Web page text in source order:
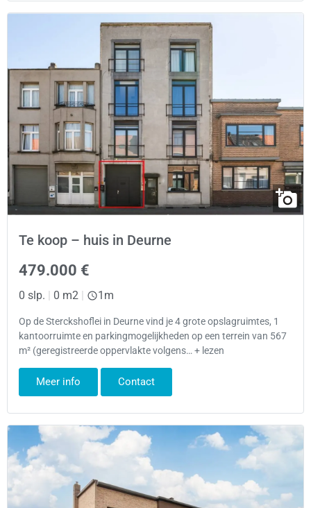
Te koop – huis in Deurne
479.000 €
0 slp. 0 m2 1m
Op de Sterckshoflei in Deurne vind je 4 grote opslagruimtes, 1
kantoorruimte en parkingmogelijkheden op een terrein van 567
m² (geregistreerde oppervlakte volgens… + lezen
Meer info Contact